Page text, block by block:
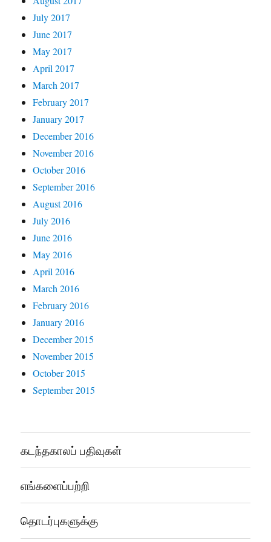
July 2017
June 2017
May 2017
April 2017
March 2017
February 2017
January 2017
December 2016
November 2016
October 2016
September 2016
August 2016
July 2016
June 2016
May 2016
April 2016
March 2016
February 2016
January 2016
December 2015
November 2015
October 2015
September 2015
கடந்தகாலப் பதிவுகள்
எங்களைப்பற்றி
தொடர்புகளுக்கு